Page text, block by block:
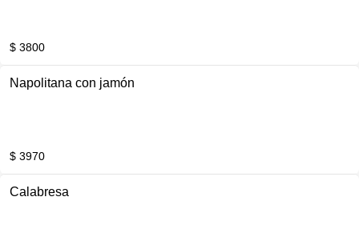
$ 3800
Napolitana con jamón
$ 3970
Calabresa